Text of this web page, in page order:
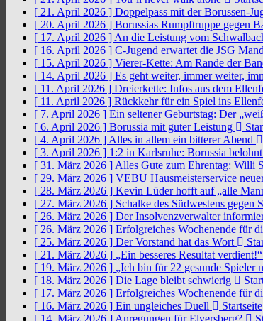
[ 21. April 2026 ] Doppelpass mit der Borussen-
[ 20. April 2026 ] Borussias Rumpftruppe gegen
[ 17. April 2026 ] An die Leistung vom
[ 16. April 2026 ] C-Jugend erwartet die JSG
[ 15. April 2026 ] Vierer-Kette: Am Rande der
[ 14. April 2026 ] Es geht weiter, immer weiter,
[ 11. April 2026 ] Dreierkette: Infos aus dem
[ 11. April 2026 ] Rückkehr für ein Spiel ins
[ 7. April 2026 ] Ein seltener Geburtstag: Der
[ 6. April 2026 ] Borussia mit guter Leistung
[ 4. April 2026 ] Alles in allem ein bitterer Abend
[ 3. April 2026 ] 1:2 in Karlsruhe: Borussia
[ 31. März 2026 ] Alles Gute zum Ehrentag: Willi
[ 29. März 2026 ] VEBU Hausmeisterservice
[ 28. März 2026 ] Kevin Lüder hofft auf „alle
[ 27. März 2026 ] Schalke des Südwestens
[ 26. März 2026 ] Der Insolvenzverwalter
[ 26. März 2026 ] Erfolgreiches Wochenende für
[ 25. März 2026 ] Der Vorstand hat das Wort
[ 21. März 2026 ] „Ein besseres Resultat verdient!“
[ 19. März 2026 ] „Ich bin für 22 gesunde Spieler
[ 18. März 2026 ] Die Lage bleibt schwierig
[ 17. März 2026 ] Erfolgreiches Wochenende für
[ 16. März 2026 ] Ein ungleiches Duell
Startseite
[ 14. März 2026 ] Anregungen für Elversberg?